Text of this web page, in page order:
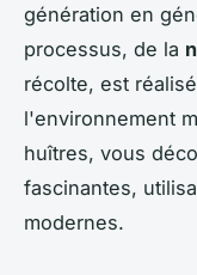
génération en
processus, de la
récolte, est
l'environnement
huîtres, vous
fascinantes,
modernes.